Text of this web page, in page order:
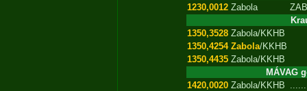
1230,0012 Zabola
1350,3528 Zabola/KKHB
1350,4254 Zabola/KKHB
1350,4435 Zabola/KKHB
MÁVAG
1420,0020 Zabola/KKHB